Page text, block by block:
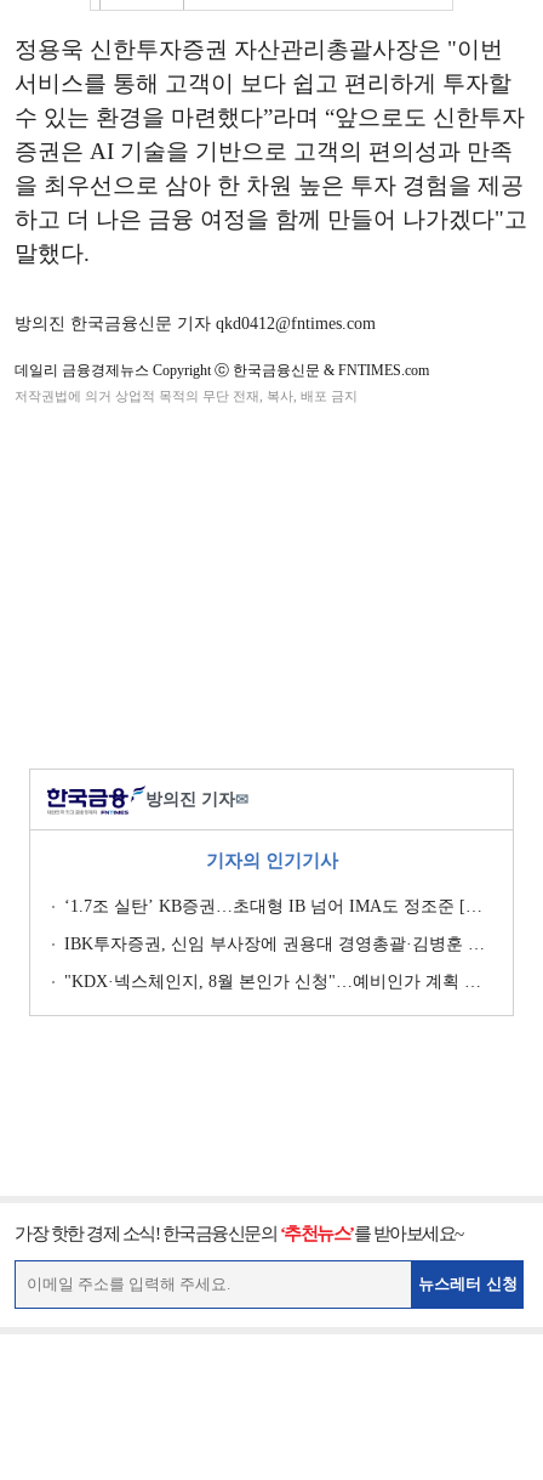
정용욱 신한투자증권 자산관리총괄사장은 "이번
서비스를 통해 고객이 보다 쉽고 편리하게 투자할
수 있는 환경을 마련했다”라며 “앞으로도 신한투자
증권은 AI 기술을 기반으로 고객의 편의성과 만족
을 최우선으로 삼아 한 차원 높은 투자 경험을 제공
하고 더 나은 금융 여정을 함께 만들어 나가겠다"고
말했다.
방의진 한국금융신문 기자 qkd0412@fntimes.com
데일리 금융경제뉴스 Copyright ⓒ 한국금융신문 & FNTIMES.com
저작권법에 의거 상업적 목적의 무단 전재, 복사, 배포 금지
방의진 기자✉
기자의 인기기사
‘1.7조 실탄’ KB증권…초대형 IB 넘어 IMA도 정조준 [전업계 추격하는 은행계 증권사 (2)]
IBK투자증권, 신임 부사장에 권용대 경영총괄·김병훈 생산적금융 총괄 선임
"KDX·넥스체인지, 8월 본인가 신청"…예비인가 계획 이행 '박차' [KDX vs NXT컨소 본인가 레이스 (상)]
가장 핫한 경제 소식! 한국금융신문의 ‘추천뉴스’를 받아보세요~
뉴스레터 신청